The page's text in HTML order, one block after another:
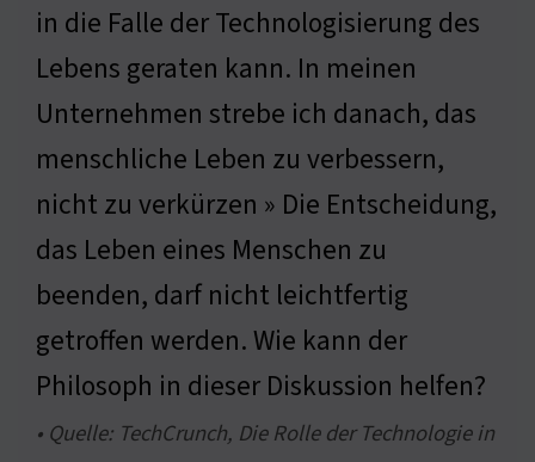
in die Falle der Technologisierung des
Lebens geraten kann. In meinen
Unternehmen strebe ich danach, das
menschliche Leben zu verbessern,
nicht zu verkürzen » Die Entscheidung,
das Leben eines Menschen zu
beenden, darf nicht leichtfertig
getroffen werden. Wie kann der
Philosoph in dieser Diskussion helfen?
• Quelle: TechCrunch, Die Rolle der Technologie in